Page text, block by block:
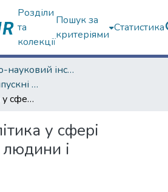
Розділи
та
колекції
Пошук за
критеріями
Статистика
Навчально-науковий інститут "Інститут державного управління"
Кваліфікаційні випускні роботи магістрів. Інститут державного управління
Публічна політика у сфері захисту прав людини і громадянина
у сфері
і